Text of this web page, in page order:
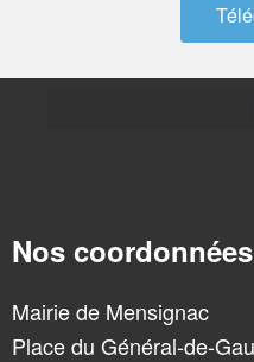
Nos coordonnées
Mairie de Mensignac
Place du Général-de-